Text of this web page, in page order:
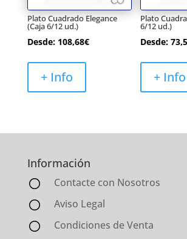
Plato Cuadrado Elegance
(Caja 6/12 ud.)
Desde: 108,68€
+ Info
Plato
6/12 ud.)
Desde:
+ Info
Información
Contacte con Nosotros
Aviso Legal
Condiciones de Venta